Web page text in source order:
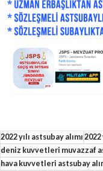
2022 yılı astsubay alımı 2022
deniz kuvvetleri muvazzaf
hava kuvvetleri astsubay